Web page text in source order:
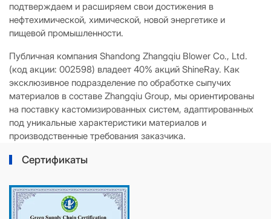
подтверждаем и расширяем свои достижения в
нефтехимической, химической, новой энергетике и
пищевой промышленности.
Публичная компания Shandong Zhangqiu Blower Co., Ltd.
(код акции: 002598) владеет 40% акций ShineRay. Как
эксклюзивное подразделение по обработке сыпучих
материалов в составе Zhangqiu Group, мы ориентированы
на поставку кастомизированных систем, адаптированных
под уникальные характеристики материалов и
производственные требования заказчика.
Сертификаты